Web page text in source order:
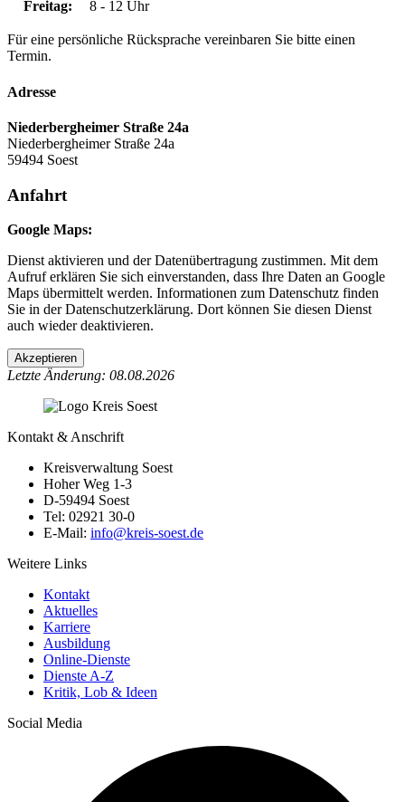
Freitag:
8 - 12 Uhr
Für eine persönliche Rücksprache vereinbaren Sie bitte einen
Termin.
Adresse
Niederbergheimer Straße 24a
Niederbergheimer Straße 24a
59494 Soest
Anfahrt
Google Maps:
Dienst aktivieren und der Datenübertragung zustimmen. Mit dem
Aufruf erklären Sie sich einverstanden, dass Ihre Daten an Google
Maps übermittelt werden. Informationen zum Datenschutz finden
Sie in der Datenschutzerklärung. Dort können Sie diesen Dienst
auch wieder deaktivieren.
Akzeptieren
Letzte Änderung: 08.08.2026
Kontakt & Anschrift
Kreisverwaltung Soest
Hoher Weg 1-3
D-59494 Soest
Tel: 02921 30-0
E-Mail: info@​kreis-soest.de
Weitere Links
Kontakt
Aktuelles
Karriere
Ausbildung
Online-Dienste
Dienste A-Z
Kritik, Lob & Ideen
Social Media